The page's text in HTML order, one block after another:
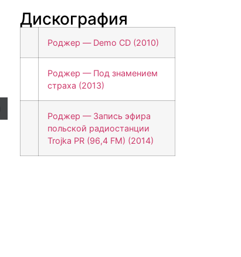
Дискография
Роджер — Demo CD (2010)
Роджер — Под знамением
страха (2013)
Роджер — Запись эфира
польской радиостанции
Trojka PR (96,4 FM) (2014)